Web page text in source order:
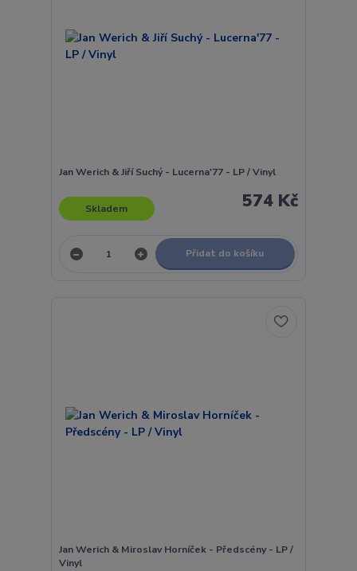
Jan Werich & Jiří Suchý - Lucerna'77 - LP / Vinyl
574 Kč
Skladem
Přidat do košíku
Jan Werich & Miroslav Horníček - Předscény - LP /
Vinyl